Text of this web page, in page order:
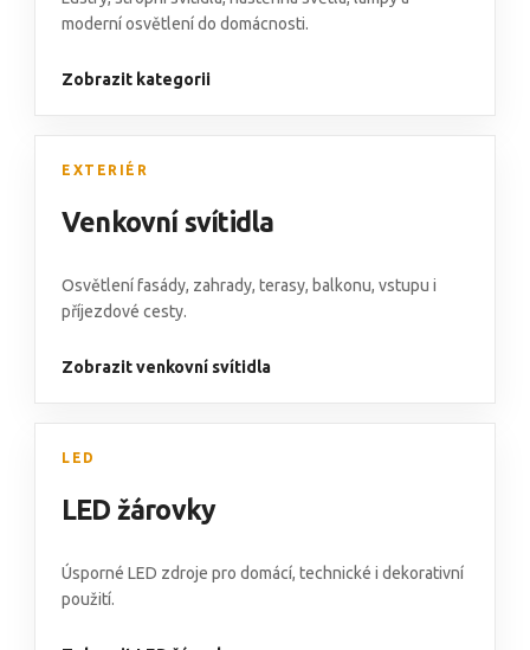
moderní osvětlení do domácnosti.
Zobrazit kategorii
EXTERIÉR
Venkovní svítidla
Osvětlení fasády, zahrady, terasy, balkonu, vstupu i
příjezdové cesty.
Zobrazit venkovní svítidla
LED
LED žárovky
Úsporné LED zdroje pro domácí, technické i dekorativní
použití.